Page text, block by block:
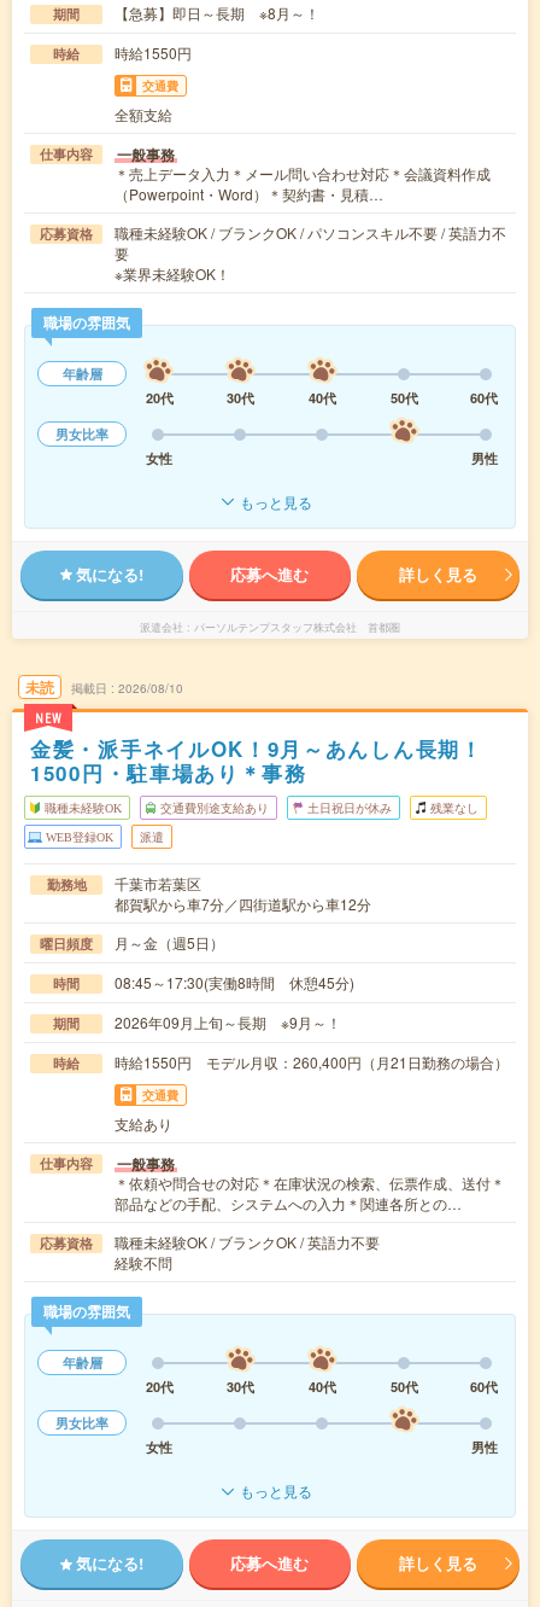
期間 【急募】即日～長期 ※8月～！
時給 時給1550円
交通費
全額支給
仕事内容 一般事務
＊売上データ入力＊メール問い合わせ対応＊会議資料作成
（Powerpoint・Word）＊契約書・見積…
応募資格
職種未経験OK / ブランクOK / パソコンスキル不要 / 英語力不
要
※業界未経験OK！
職場の雰囲気
年齢層
20代
30代 40代 50代
60代
男女比率
女性
男性
もっと見る
気になる! 応募へ進む 詳しく見る
派遣会社 パーソルテンプスタッフ株式会社 首都圏
未読
NEW
掲載日 2026/08/10
金髪・派手ネイルOK！9月～あんしん長期！
1500円・駐車場あり＊事務
職種未経験OK 交通費別途支給あり 土日祝日が休み 残業なし
WEB登録OK 派遣
勤務地
千葉市若葉区
都賀駅から車7分／四街道駅から車12分
曜日頻度 月～金（週5日）
時間 08:45～17:30(実働8時間 休憩45分)
期間 2026年09月上旬～長期 ※9月～！
時給 時給1550円 モデル月収：260,400円（月21日勤務の場合）
交通費
支給あり
仕事内容 一般事務
＊依頼や問合せの対応＊在庫状況の検索、伝票作成、送付＊
部品などの手配、システムへの入力＊関連各所との…
応募資格
職種未経験OK / ブランクOK / 英語力不要
経験不問
職場の雰囲気
年齢層
20代
30代 40代 50代
60代
男女比率
女性
男性
もっと見る
気になる! 応募へ進む 詳しく見る